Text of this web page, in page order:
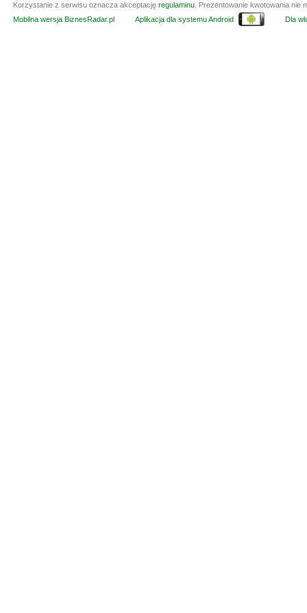
Korzystanie z serwisu oznacza akceptację regulaminu . Prezentowanie kwotowania
Mobilna wersja BiznesRadar.pl
Aplikacja dla systemu Android Dla